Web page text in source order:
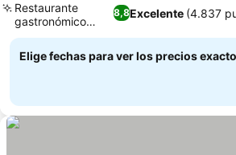
8,8Excelente (4.837
Restaurante
gastronómico
1892
Elige fechas para ver los precios